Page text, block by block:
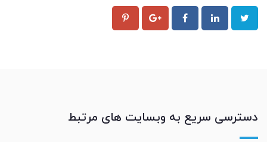
دسترسی سریع به وبسایت های مرتبط